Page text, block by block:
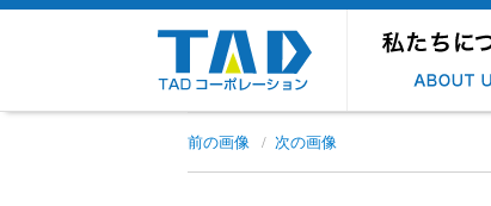
前の画像 次の画像